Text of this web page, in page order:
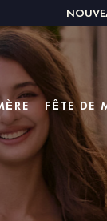
FÊTE DE